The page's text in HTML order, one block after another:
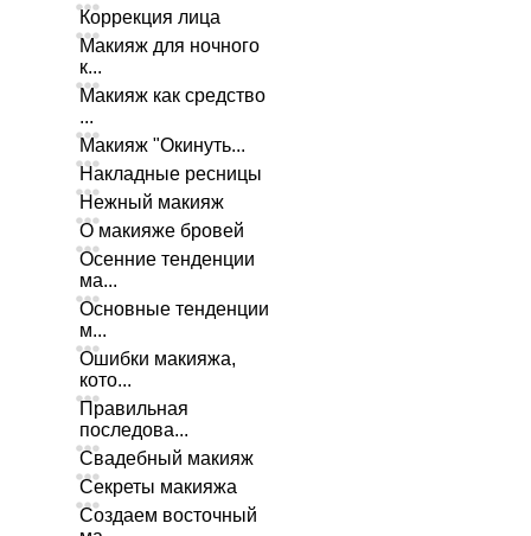
Коррекция лица
Макияж для ночного
к...
Макияж как средство
...
Макияж "Окинуть...
Накладные ресницы
Нежный макияж
О макияже бровей
Осенние тенденции
ма...
Основные тенденции
м...
Ошибки макияжа,
кото...
Правильная
последова...
Свадебный макияж
Секреты макияжа
Создаем восточный